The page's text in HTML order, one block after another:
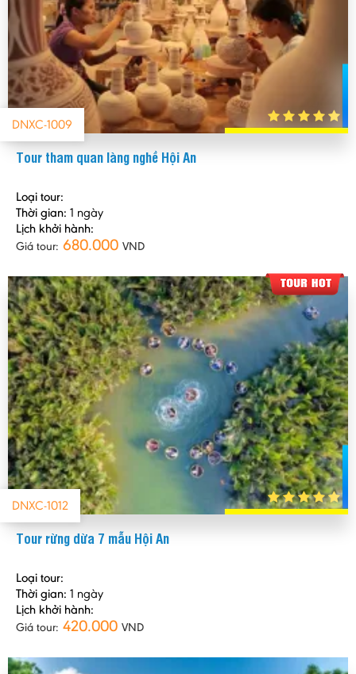
DNXC-1009
Tour tham quan làng nghề Hội An
Loại tour:
Thời gian: 1 ngày
Lịch khởi hành:
Giá tour: 680.000 VND
DNXC-1012
Tour rừng dừa 7 mẫu Hội An
Loại tour:
Thời gian: 1 ngày
Lịch khởi hành:
Giá tour: 420.000 VND